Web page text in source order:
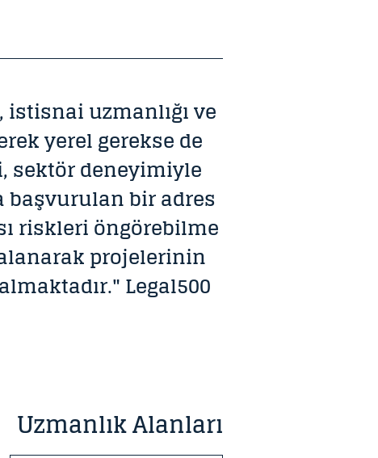
uzmanlığı ve
yerel gerekse de
sektör deneyimiyle
başvurulan bir adres
riskleri öngörebilme
projelerinin
Legal500
Uzmanlık Alanları